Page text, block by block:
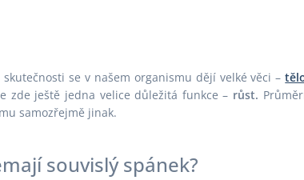
Kuchyňská zástěra
Prostěradla
se v našem organismu dějí velké věci –
zde ještě jedna velice důležitá funkce – růst.
samozřejmě jinak.
souvislý spánek?